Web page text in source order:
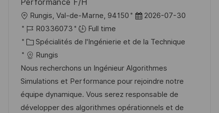
s
e
Performance F/H
o
c
a
l
i
s
a
Rungis, Val-de-Marne, 94150
D
t
d
’
a
f
2026-07-30
R
é
f
é
r
e
n
R0336073
Full time
C
a
t
é
g
o
Spécialités de l'Ingénierie et de la Technique
Rungis
Nous recherchons un Ingénieur Algorithmes
Simulations et Performance pour rejoindre notre
équipe dynamique. Vous serez responsable de
développer des algorithmes opérationnels et de